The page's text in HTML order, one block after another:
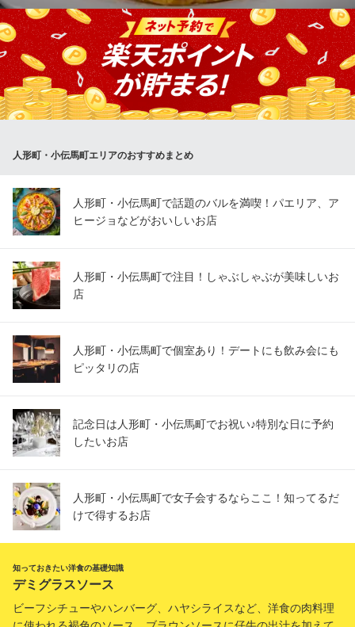
当店のボロネーゼは、一般的なトマトベースのミートソースとは
一線を画す「肉料理」です。 ボロネーゼ専業メーカー「BIGOLI」
のレシピを忠実に再現。 水を使わず、たっぷりの赤ワインで牛肉
の旨味を凝縮させる贅沢な仕込み。 一口食べれば、これまでのボ
ロネーゼの概念が覆されるはずです。
パスタ ワイン飲み放題
東京都中央区日本橋横山町4-10 大原第5ビル1F
人形町・小伝馬町エリアのおすすめまとめ
人形町・小伝馬町で話題のバルを満喫！パエリア、ア
ヒージョなどがおいしいお店
人形町・小伝馬町で注目！しゃぶしゃぶが美味しいお
店
人形町・小伝馬町で個室あり！デートにも飲み会にも
ピッタリの店
記念日は人形町・小伝馬町でお祝い♪特別な日に予約
したいお店
人形町・小伝馬町で女子会するならここ！知ってるだ
けで得するお店
知っておきたい洋食の基礎知識
デミグラスソース
ビーフシチューやハンバーグ、ハヤシライスなど、洋食の肉料理